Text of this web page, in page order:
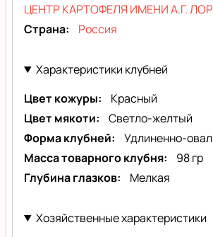
ЦЕНТР КАРТОФЕЛЯ ИМЕНИ А.Г.
Страна
Россия
Характеристики клубней
Цвет кожуры
Красный
Цвет мякоти
Светло-желтый
Форма клубней
Удлиненно-
Масса товарного клубня
98 гр
Глубина глазков
Мелкая
Хозяйственные характеристики